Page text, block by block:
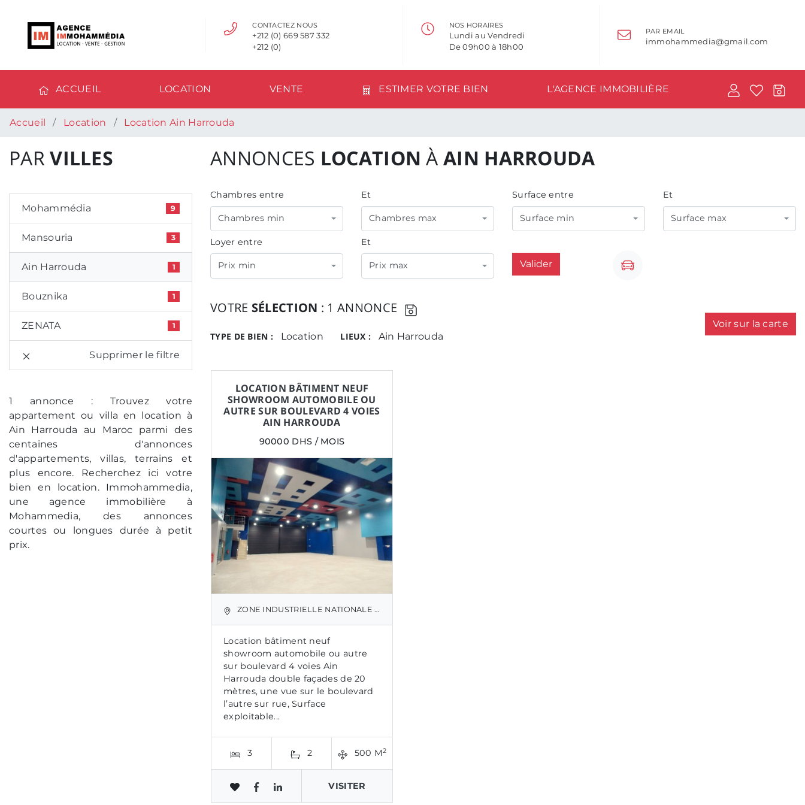
CONTACTEZ NOUS
+212 (0) 669 587 332
+212 (0)
NOS HORAIRES
Lundi au Vendredi
De 09h00 à 18h00
PAR EMAIL
immohammedia@gmail.com
ACCUEIL LOCATION VENTE ESTIMER VOTRE BIEN L'AGENCE IMMOBILIÈRE
Accueil Location Location Ain Harrouda
PARVILLES
Mohammédia 9
Mansouria 3
Ain Harrouda 1
Bouznika 1
ZENATA 1
Supprimer le filtre
1 annonce : Trouvez votre
appartement ou villa en location à
Ain Harrouda au Maroc parmi des
centaines d'annonces
d'appartements, villas, terrains et
plus encore. Recherchez ici votre
bien en location. Immohammedia,
une agence immobilière à
Mohammedia, des annonces
courtes ou longues durée à petit
prix.
ANNONCES LOCATION ÀAIN HARROUDA
Chambres entre
Chambres min
Et
Chambres max
Surface entre
Surface min
Et
Surface max
Loyer entre
Prix min
Et
Prix max Valider
VOTRE SÉLECTION : 1 ANNONCE
TYPE DE BIEN : Location LIEUX : Ain Harrouda
Voir sur la carte
LOCATION BÂTIMENT NEUF
SHOWROOM AUTOMOBILE OU
AUTRE SUR BOULEVARD 4 VOIES
AIN HARROUDA
90000 DHS / MOIS
ZONE INDUSTRIELLE NATIONALE 9 - AIN HARROUDA
Location bâtiment neuf
showroom automobile ou autre
sur boulevard 4 voies Ain
Harrouda double façades de 20
mètres, une vue sur le boulevard
l’autre sur rue, Surface
exploitable...
3 2 500 M2
VISITER